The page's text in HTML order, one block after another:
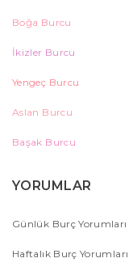
Boğa Burcu
İkizler Burcu
Yengeç Burcu
Aslan Burcu
Başak Burcu
YORUMLAR
Günlük Burç Yorumları
Haftalık Burç Yorumları